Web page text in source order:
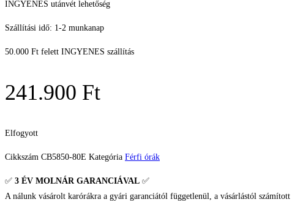
INGYENES utánvét lehetőség
Szállítási idő: 1-2 munkanap
50.000 Ft felett INGYENES szállítás
241.900 Ft
Elfogyott
Cikkszám CB5850-80E Kategória Férfi órák
✅ 3 ÉV MOLNÁR GARANCIÁVAL ✅
A nálunk vásárolt karórákra a gyári garanciától függetlenül, a vásárlástól számított